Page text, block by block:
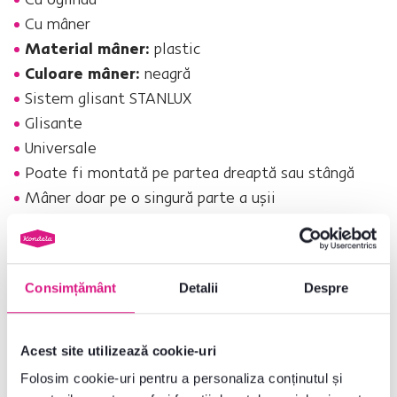
Consimțământ Detalii Despre
Acest site utilizează cookie-uri
Folosim cookie-uri pentru a personaliza conținutul și
Cu mâner
Material mâner: plastic
Culoare mâner: neagră
Sistem glisant STANLUX
Glisante
Universale
Poate fi montată pe partea dreaptă sau stângă
Mâner doar pe o singură parte a uşii
Plintele decorative sunt autoadezive, ele
trebuie lipite manual
Livrat dezasamblat
noastră ofertă deuşi glisante
Nr. produs : 0000398196